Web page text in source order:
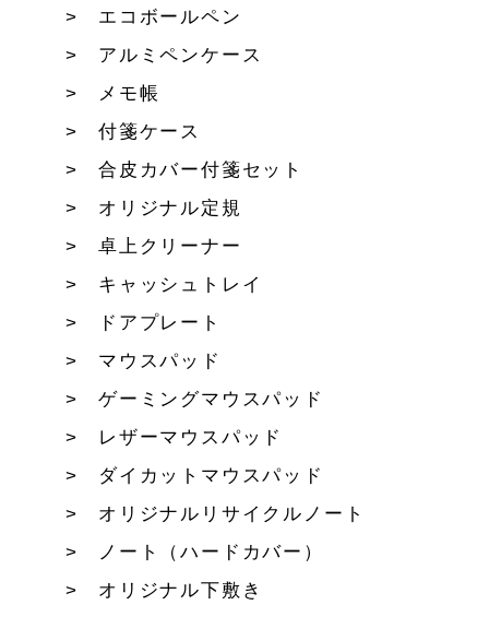
エコボールペン
アルミペンケース
メモ帳
付箋ケース
合皮カバー付箋セット
オリジナル定規
卓上クリーナー
キャッシュトレイ
ドアプレート
マウスパッド
ゲーミングマウスパッド
レザーマウスパッド
ダイカットマウスパッド
オリジナルリサイクルノート
ノート（ハードカバー）
オリジナル下敷き